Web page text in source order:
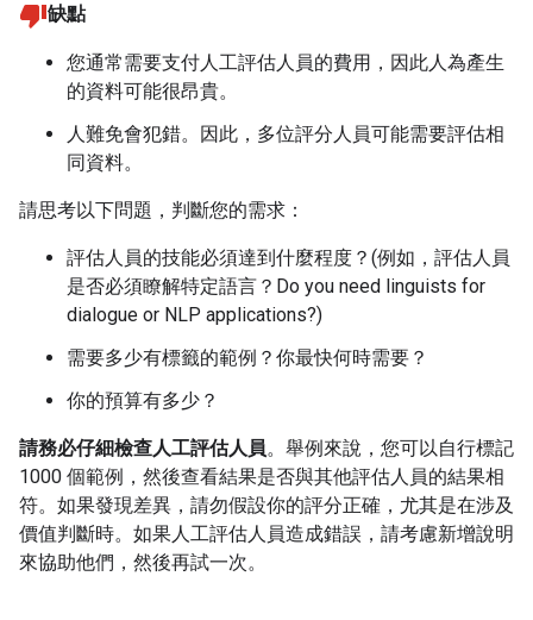
缺點
您通常需要支付人工評估人員的費用，因此人為產生
的資料可能很昂貴。
人難免會犯錯。因此，多位評分人員可能需要評估相
同資料。
請思考以下問題，判斷您的需求：
評估人員的技能必須達到什麼程度？(例如，評估人員
是否必須瞭解特定語言？Do you need linguists for
dialogue or NLP applications?)
需要多少有標籤的範例？你最快何時需要？
你的預算有多少？
請務必仔細檢查人工評估人員。舉例來說，您可以自行標記
1000 個範例，然後查看結果是否與其他評估人員的結果相
符。如果發現差異，請勿假設你的評分正確，尤其是在涉及
價值判斷時。如果人工評估人員造成錯誤，請考慮新增說明
來協助他們，然後再試一次。